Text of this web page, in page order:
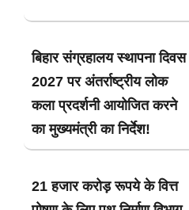
बिहार संग्रहालय स्थापना दिवस
2027 पर अंतर्राष्ट्रीय लोक
कला प्रदर्शनी आयोजित करने
का मुख्यमंत्री का निर्देश!
21 हजार करोड़ रूपये के वित्त